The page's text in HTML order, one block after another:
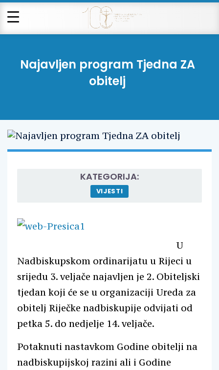
Najavljen program Tjedna ZA
obitelj
KATEGORIJA:
VIJESTI
U
Nadbiskupskom ordinarijatu u Rijeci u
srijedu 3. veljače najavljen je 2. Obiteljski
tjedan koji će se u organizaciji Ureda za
obitelj Riječke nadbiskupije odvijati od
petka 5. do nedjelje 14. veljače.
Potaknuti nastavkom Godine obitelji na
nadbiskupijskoj razini ali i Godine